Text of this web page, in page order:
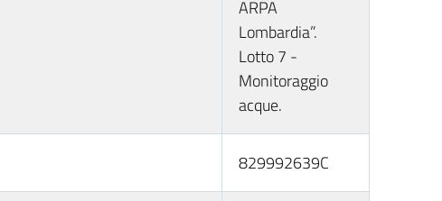
ARPA
Lombardia”.
Lotto 7 -
Monitoraggio
acque.
829992639C